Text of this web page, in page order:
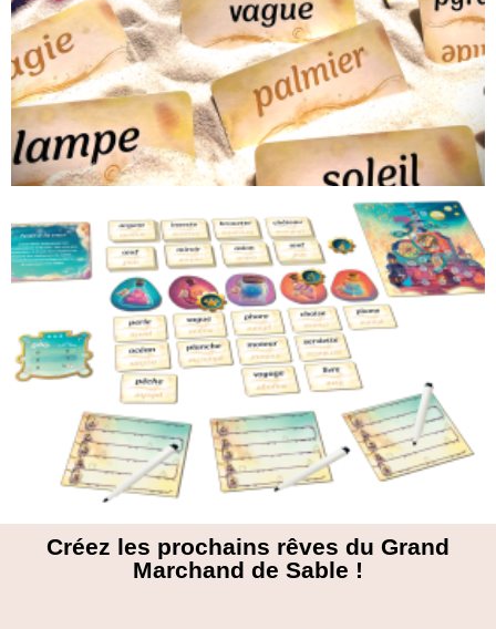
Créez les prochains rêves du Grand
Marchand de Sable !